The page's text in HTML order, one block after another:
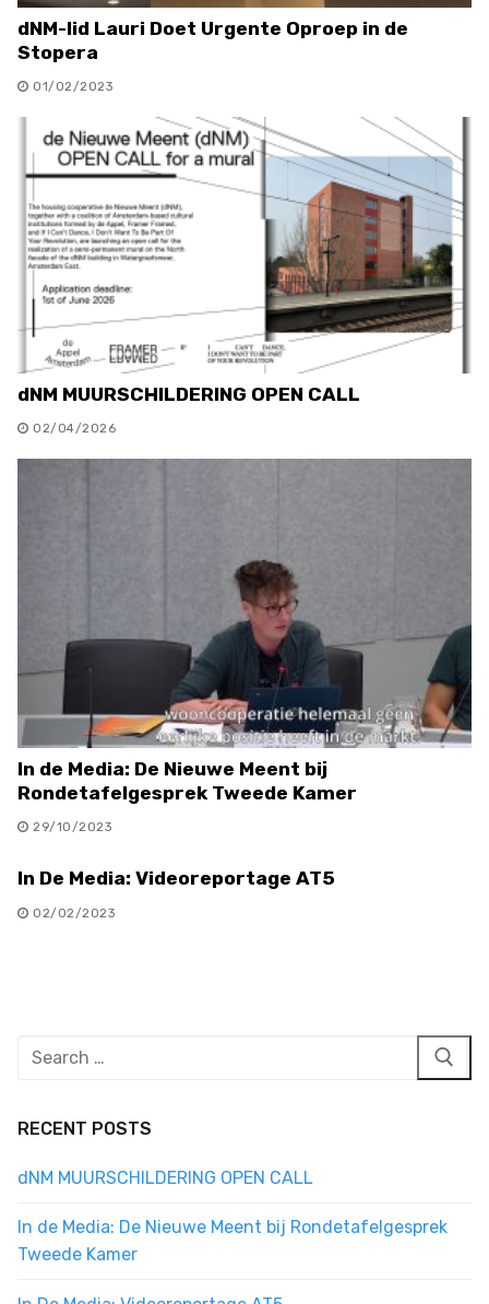
dNM-lid Lauri Doet Urgente Oproep in de
Stopera
01/02/2023
dNM MUURSCHILDERING OPEN CALL
02/04/2026
In de Media: De Nieuwe Meent bij
Rondetafelgesprek Tweede Kamer
29/10/2023
In De Media: Videoreportage AT5
02/02/2023
Search
RECENT POSTS
dNM MUURSCHILDERING OPEN CALL
In de Media: De Nieuwe Meent bij Rondetafelgesprek
Tweede Kamer